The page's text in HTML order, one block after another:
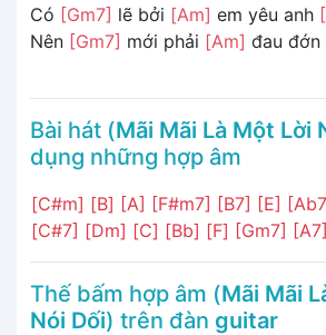
Có [Gm7] lẽ bởi [Am] em yêu anh
Nên [Gm7] mới phải [Am] đau đớn
Bài hát (Mãi Mãi Là Một Lời
dụng những hợp âm
[C#m] [B] [A] [F#m7] [B7] [E]
[C#7] [Dm] [C] [Bb] [F] [Gm7] [A7]
Thế bấm hợp âm (Mãi Mãi
Nói Dối) trên đàn guitar